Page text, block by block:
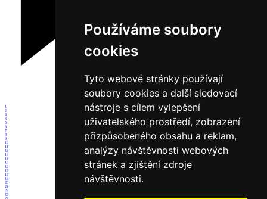
Používáme soubory
cookies
Tyto webové stránky používají
soubory cookies a další sledovací
nástroje s cílem vylepšení
uživatelského prostředí, zobrazení
přizpůsobeného obsahu a reklam,
analýzy návštěvnosti webových
stránek a zjištění zdroje
návštěvnosti.
1
2
3
4
5
6
7
8
9
10
11
12
13
14
15
16
17
18
19
20
21
22
23